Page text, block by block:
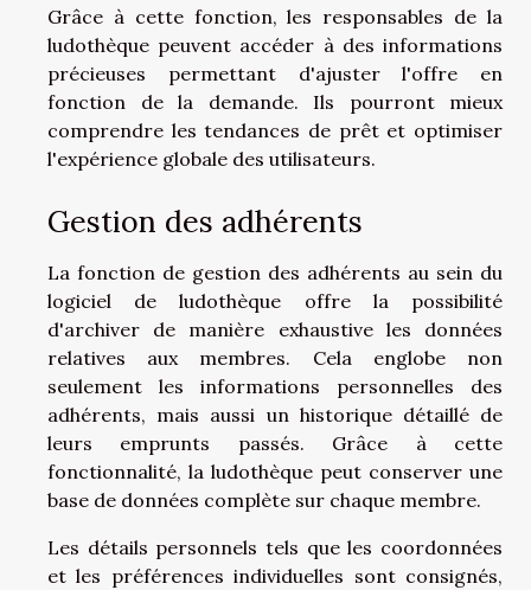
Grâce à cette fonction, les responsables de la
ludothèque peuvent accéder à des informations
précieuses permettant d'ajuster l'offre en
fonction de la demande. Ils pourront mieux
comprendre les tendances de prêt et optimiser
l'expérience globale des utilisateurs.
Gestion des adhérents
La fonction de gestion des adhérents au sein du
logiciel de ludothèque offre la possibilité
d'archiver de manière exhaustive les données
relatives aux membres. Cela englobe non
seulement les informations personnelles des
adhérents, mais aussi un historique détaillé de
leurs emprunts passés. Grâce à cette
fonctionnalité, la ludothèque peut conserver une
base de données complète sur chaque membre.
Les détails personnels tels que les coordonnées
et les préférences individuelles sont consignés,